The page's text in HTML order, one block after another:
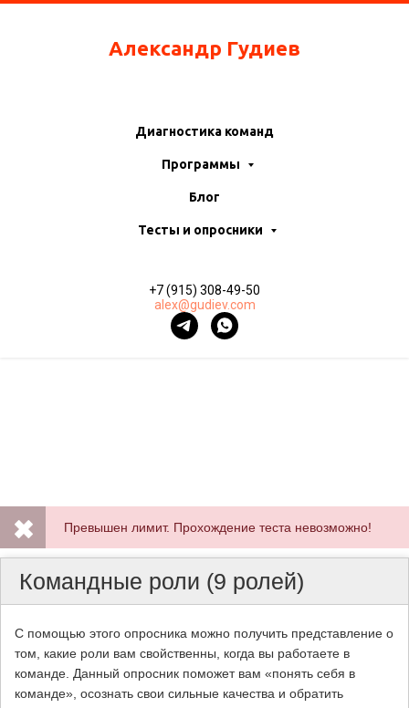
Александр Гудиев
Диагностика команд
Программы
Блог
Тесты и опросники
+7 (915) 308-49-50
alex@gudiev.com